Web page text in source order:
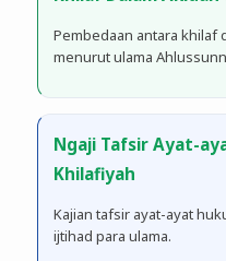
Pembedaan antara khilaf
menurut ulama
Ngaji Tafsir Ayat-
Khilafiyah
Kajian tafsir ayat-ayat
ijtihad para ulama.